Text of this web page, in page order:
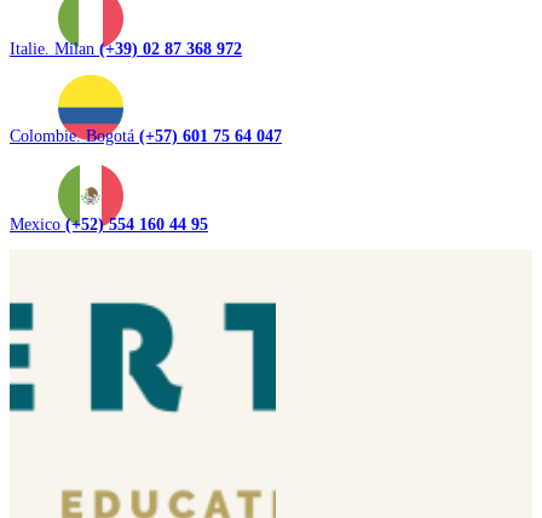
Italie. Milan (+39) 02 87 368 972
Colombie. Bogotá (+57) 601 75 64 047
Mexico (+52) 554 160 44 95